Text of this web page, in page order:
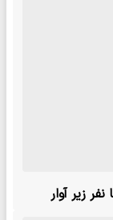
نفر زیر آوار